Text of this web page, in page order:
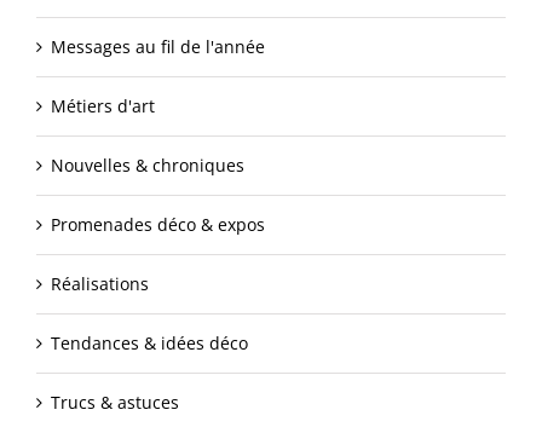
Messages au fil de l'année
Métiers d'art
Nouvelles & chroniques
Promenades déco & expos
Réalisations
Tendances & idées déco
Trucs & astuces